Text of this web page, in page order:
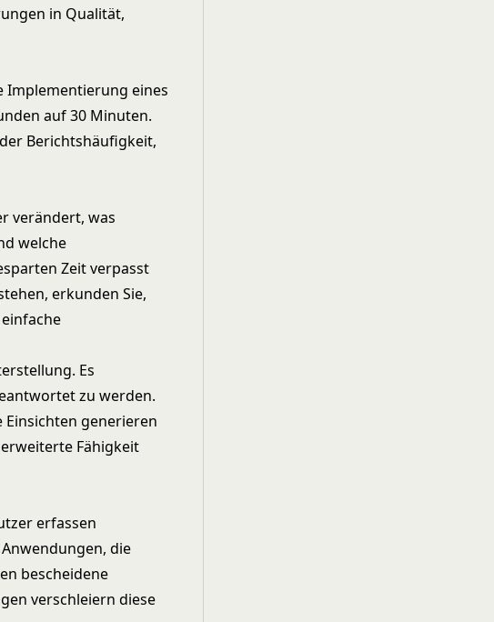
in Qualität,
Implementierung eines
auf 30 Minuten.
Berichtshäufigkeit,
verändert, was
welche
Zeit verpasst
erkunden Sie,
Es
zu werden.
Einsichten generieren
Fähigkeit
erfassen
die
bescheidene
verschleiern diese